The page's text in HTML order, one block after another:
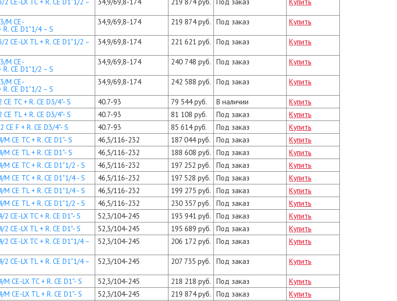
M CE-
R. CE D1"1/4 – S
34,9/69,8-174 219 874 руб. Под заказ Купить
2 CE-LX TL + R. CE D1"1/2 – 34,9/69,8-174 221 621 руб. Под заказ Купить
M CE-
R. CE D1"1/2 – S
34,9/69,8-174 240 748 руб. Под заказ Купить
M CE-
R. CE D1"1/2 – S
34,9/69,8-174 242 588 руб. Под заказ Купить
CE TC + R. CE D3/4"- S 40.7-93 79 544 руб. В наличии
Купить
CE TL + R. CE D3/4"- S
40.7-93 81 108 руб. Под заказ
Купить
CE F + R. CE D3/4"- S
40.7-93 85 614 руб. Под заказ
Купить
M CE TC + R. CE D1"- S
46,5/116-232 187 044 руб. Под заказ
Купить
M CE TL + R. CE D1"- S
46,5/116-232 188 608 руб. Под заказ
Купить
M CE TC + R. CE D1"1/2 - S
46,5/116-232 197 252 руб. Под заказ
Купить
M CE TC + R. CE D1"1/4 - S
46,5/116-232 197 528 руб. Под заказ
Купить
M CE TL + R. CE D1"1/4 - S
46,5/116-232 199 275 руб. Под заказ
Купить
M CE TL + R. CE D1"1/2 - S
46,5/116-232 230 357 руб. Под заказ
Купить
2 CE-LX TC + R. CE D1"- S
52,3/104-245 193 941 руб. Под заказ
Купить
2 CE-LX TL + R. CE D1"- S
52,3/104-245 195 689 руб. Под заказ
Купить
2 CE-LX TC + R. CE D1"1/4 –
52,3/104-245 206 172 руб. Под заказ Купить
2 CE-LX TL + R. CE D1"1/4 – 52,3/104-245 207 735 руб. Под заказ Купить
M CE-LX TC + R. CE D1"- S 52,3/104-245 218 218 руб. Под заказ
Купить
M CE-LX TL + R. CE D1"- S
52,3/104-245 219 874 руб. Под заказ
Купить